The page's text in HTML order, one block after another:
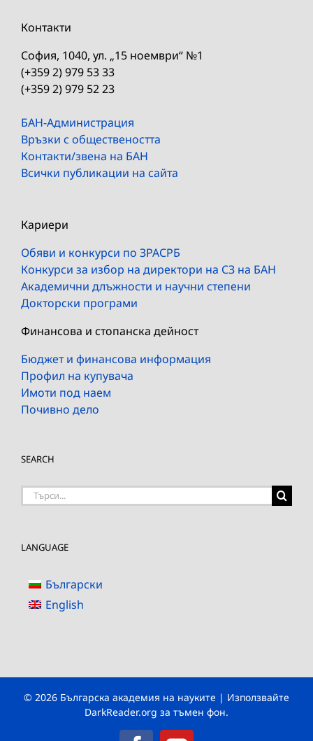
Контакти
София, 1040, ул. „15 ноември“ №1
(+359 2) 979 53 33
(+359 2) 979 52 23
БАН-Администрация
Връзки с обществеността
Контакти/звена на БАН
Всички публикации на сайта
Кариери
Обяви и конкурси по ЗРАСРБ
Конкурси за избор на директори на СЗ на БАН
Академични длъжности и научни степени
Докторски програми
Финансова и стопанска дейност
Бюджет и финансова информация
Профил на купувача
Имоти под наем
Почивно дело
SEARCH
Търсене
LANGUAGE
Български
English
© 2026 Българска академия на науките | Използвайте
DarkReader.org за тъмен фон.